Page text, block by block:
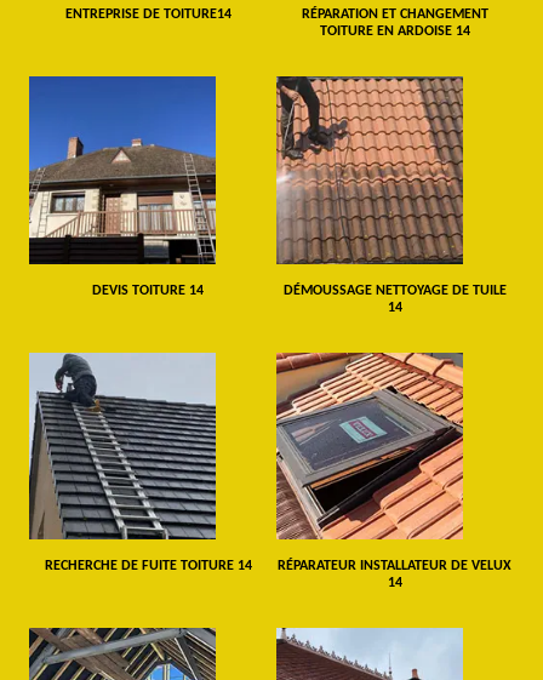
ENTREPRISE DE TOITURE14
RÉPARATION ET CHANGEMENT
TOITURE EN ARDOISE 14
DEVIS TOITURE 14
DÉMOUSSAGE NETTOYAGE DE TUILE
14
RECHERCHE DE FUITE TOITURE 14
RÉPARATEUR INSTALLATEUR DE VELUX
14